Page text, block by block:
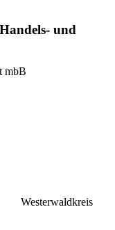
und
mbB
Westerwaldkreis